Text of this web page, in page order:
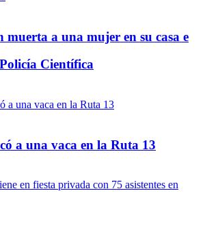
a una mujer en su casa e
Científica
a una vaca en la Ruta 13